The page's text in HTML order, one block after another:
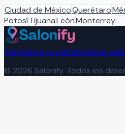
Ciudad de MéxicoQuerétaro
PotosíTijuanaLeónMonterrey
Administra tu salónExplorar
© 2026 Salonify. Todos los